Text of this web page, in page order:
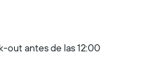
out antes de las 12:00